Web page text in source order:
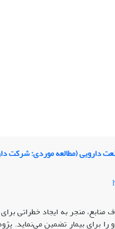
دارویی (مطالعه موردی: شرکت
منابع، منجر به ایجاد